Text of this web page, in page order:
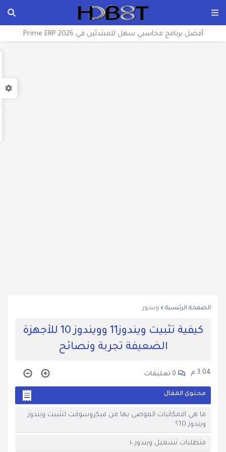
أفضل برنامج محاسبي سهل للمبتدئين في 2026 Prime ERP
وضغطها 2025
تحويل word إلى pdf بنفس التنسيق بدون برامج 2023
تحميل اسطوانة دريمز بوت الاصدار السابع للصيانة والطوارئ
الصفحة الرئيسية ويندوز
كيفية تثبيت ويندوز11 وويندوز 10 للأجهزة
الضعيفة تجربة ونصائح
3:04 م 0 تعليقات
محتوى المقال
ما هي الامكانيات الموصى بها من ميكروسوفت لتثبيت ويندوز
ويندوز 10؟
متطلبات تشغيل ويندوز ١٠